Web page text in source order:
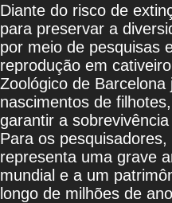
Diante do risco de
para preservar a
por meio de pesquisas
reprodução em
Zoológico de
nascimentos de
garantir a
Para os
representa uma grave
mundial e a um
longo de milhões de